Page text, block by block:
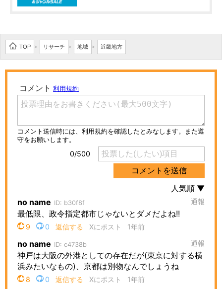
TOP > リサーチ > 地域 > 近畿地方